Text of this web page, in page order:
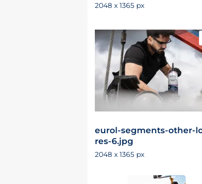
2048 x 1365 px
eurol-segments-other-
res-6.jpg
2048 x 1365 px